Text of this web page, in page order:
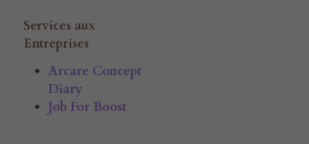
Services aux
Entreprises
Arcare Concept
Diary
Job For Boost